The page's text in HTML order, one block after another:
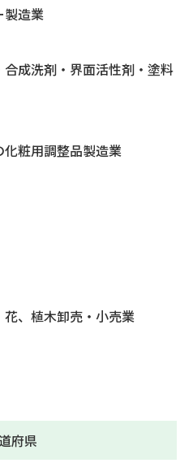
製造業
成洗剤・界面活性剤・塗料
粧用調整品製造業
、植木卸売・小売業
府県